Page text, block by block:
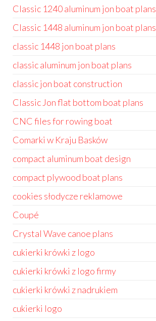
Classic 1240 aluminum jon boat plans
Classic 1448 aluminum jon boat plans
classic 1448 jon boat plans
classic aluminum jon boat plans
classic jon boat construction
Classic Jon flat bottom boat plans
CNC files for rowing boat
Comarki w Kraju Basków
compact aluminum boat design
compact plywood boat plans
cookies słodycze reklamowe
Coupé
Crystal Wave canoe plans
cukierki krówki z logo
cukierki krówki z logo firmy
cukierki krówki z nadrukiem
cukierki logo